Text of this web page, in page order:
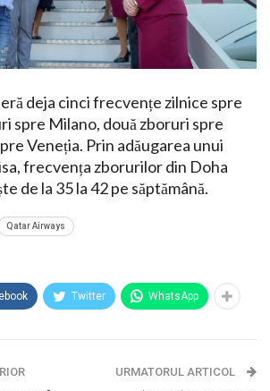
deja cinci frecvențe zilnice spre
spre Milano, două zboruri spre
Veneția. Prin adăugarea unui
frecvența zborurilor din Doha
de la 35 la 42 pe săptămână.
Qatar Airways
Twitter WhatsApp
URMATORUL ARTICOL